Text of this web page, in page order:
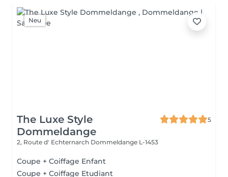
Neu
The Luxe Style
Dommeldange
5
2, Route d' Echternarch Dommeldange L-1453
Coupe + Coiffage Enfant
Coupe + Coiffage Etudiant